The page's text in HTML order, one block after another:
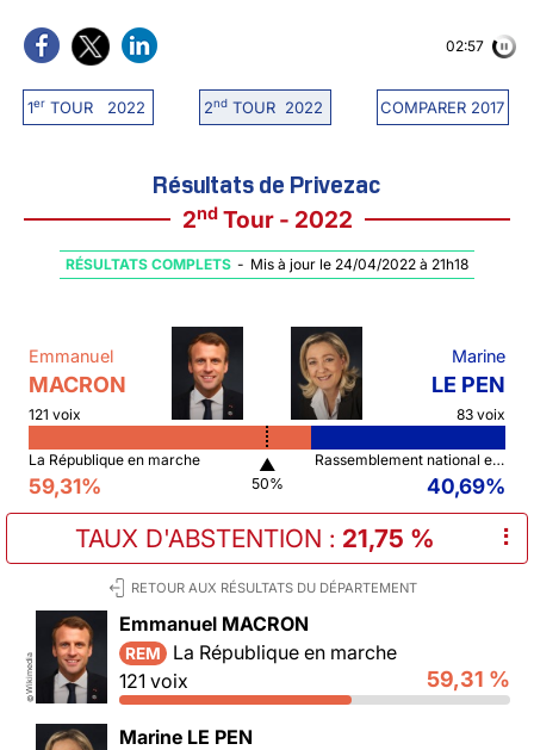
1erTOUR 2022 2ndTOUR 2022 COMPARER 2017
02:56
Résultats de Privezac
2ndTour - 2022
RÉSULTATS COMPLETS - Mis à jour le 24/04/2022 à 21h18
Emmanuel
MACRON
121 voix
Marine
LE PEN
83 voix
La République en marche
59,31%
▲
50%
Rassemblement national et ses alliés
40,69%
TAUX D'ABSTENTION : 21,75 % ⠇
RETOUR AUX RÉSULTATS DU DÉPARTEMENT
©
Wikimedia
Emmanuel MACRON
REM
La République en marche
121 voix
59,31 %
Marine LE PEN